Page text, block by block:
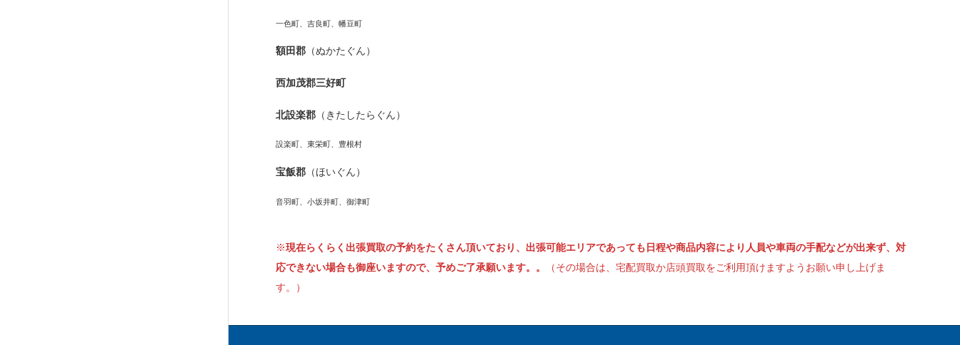
一色町、吉良町、幡豆町
額田郡 （ぬかたぐん）
西加茂郡三好町
北設楽郡 （きたしたらぐん）
設楽町、東栄町、豊根村
宝飯郡 （ほいぐん）
音羽町、小坂井町、御津町
※現在らくらく出張買取の予約をたくさん頂いており、出張可能エリアであっても日程や商品内容により人員や車両の手配などが出来ず、対
応できない場合も御座いますので、予めご了承願います。。
（その場合は、宅配買取か店頭買取をご利用頂けますようお願い申し上げま
す。）